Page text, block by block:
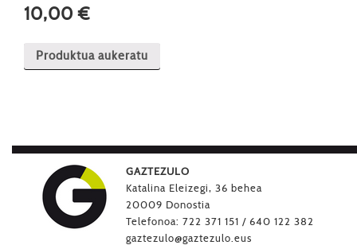
10,00€
Produktua aukeratu
ditu.
produktu
orrialdean
hautatu
GAZTEZULO
Katalina Eleizegi, 36 behea
20009 Donostia
Telefonoa: 722 371 151 / 640 122 382
gaztezulo@gaztezulo.eus